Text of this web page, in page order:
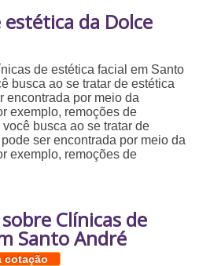
da Dolce
de estética facial em Santo
busca ao se tratar de estética
encontrada por meio da
exemplo, remoções de
busca ao se tratar de
ser encontrada por meio da
exemplo, remoções de
Clínicas de
Santo André
cotação